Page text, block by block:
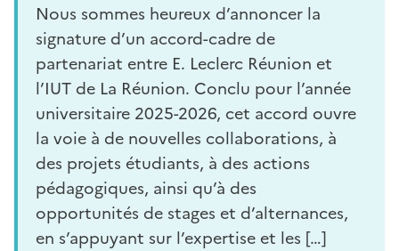
Nous sommes heureux d’annoncer la
signature d’un accord-cadre de
partenariat entre E. Leclerc Réunion et
l’IUT de La Réunion. Conclu pour l’année
universitaire 2025-2026, cet accord ouvre
la voie à de nouvelles collaborations, à
des projets étudiants, à des actions
pédagogiques, ainsi qu’à des
opportunités de stages et d’alternances,
en s’appuyant sur l’expertise et les […]